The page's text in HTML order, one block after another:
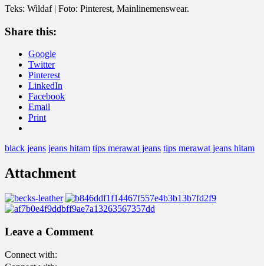
Teks: Wildaf | Foto: Pinterest, Mainlinemenswear.
Share this:
Google
Twitter
Pinterest
LinkedIn
Facebook
Email
Print
black jeans jeans hitam tips merawat jeans tips merawat jeans hitam
Attachment
Leave a Comment
Connect with: